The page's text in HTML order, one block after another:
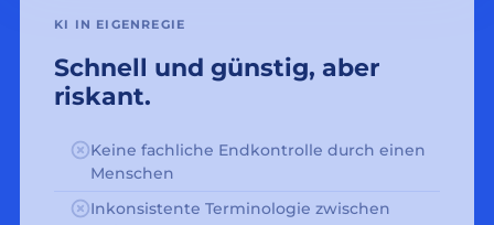
KI IN EIGENREGIE
Schnell und günstig, aber
riskant.
Keine fachliche Endkontrolle durch einen
Menschen
Inkonsistente Terminologie zwischen